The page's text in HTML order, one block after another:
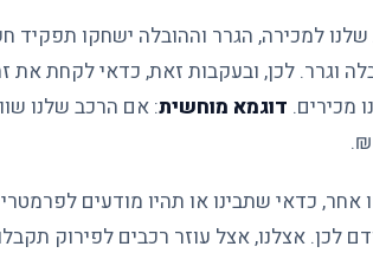
למכירה, הגרר וההובלה ישחקו תפקיד
וגרר. לכן, ובעקבות זאת, כדאי לקחת את
מכירים. דוגמא מוחשית: אם הרכב שלנו
כדאי שתבינו או תהיו מודעים
לכן. אצלנו, אצל עוזר רכבים לפירוק